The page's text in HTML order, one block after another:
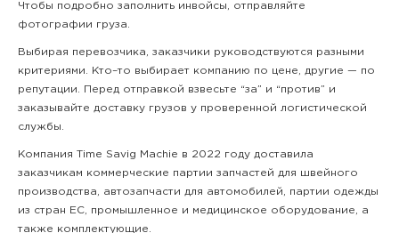
Чтобы подробно заполнить инвойсы, отправляйте
фотографии груза.
Выбирая перевозчика, заказчики руководствуются разными
критериями. Кто–то выбирает компанию по цене, другие — по
репутации. Перед отправкой взвесьте “за” и “против” и
заказывайте доставку грузов у проверенной логистической
службы.
Компания Time Savig Machie в 2022 году доставила
заказчикам коммерческие партии запчастей для швейного
производства, автозапчасти для автомобилей, партии одежды
из стран ЕС, промышленное и медицинское оборудование, а
также комплектующие.